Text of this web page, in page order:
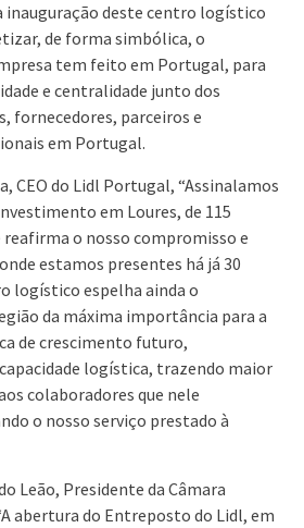
inauguração deste centro logístico
de forma simbólica, o
tem feito em Portugal, para
e centralidade junto dos
fornecedores, parceiros e
em Portugal.
CEO do Lidl Portugal, “Assinalamos
em Loures, de 115
reafirma o nosso compromisso e
estamos presentes há já 30
logístico espelha ainda o
da máxima importância para a
de crescimento futuro,
logística, trazendo maior
colaboradores que nele
o nosso serviço prestado à
Leão, Presidente da Câmara
abertura do Entreposto do Lidl, em